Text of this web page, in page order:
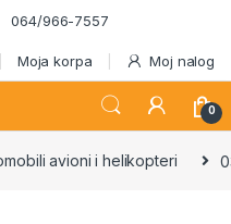
064/966-7557
Moja korpa Moj nalog
0
avioni i helikopteri